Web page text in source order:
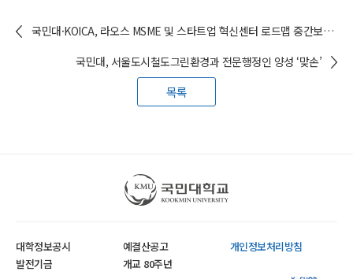
국민대·KOICA, 라오스 MSME 및 스타트업 혁신센터 로드맵 중간보고회 개최
국민대, 서울도시철도그린환경과 전문행정인 양성 ‘맞손’
목록
국민대학교
대학정보공시 예결산공고
개인정보처리방침
발전기금
개교 80주년